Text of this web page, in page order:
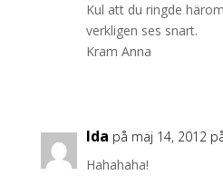
Kul att du ringde
verkligen ses snart.
Kram Anna
Ida på maj 14, 2012
Hahahaha!